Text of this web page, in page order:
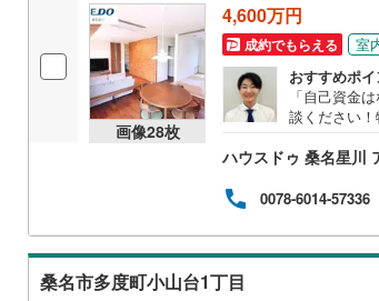
画像28枚
4,600万円
成約でもらえる 室
おすすめポイ
「自己資金
談ください
ハウスドゥ 桑名星川
0078-6014-57336
桑名市多度町小山台1丁目